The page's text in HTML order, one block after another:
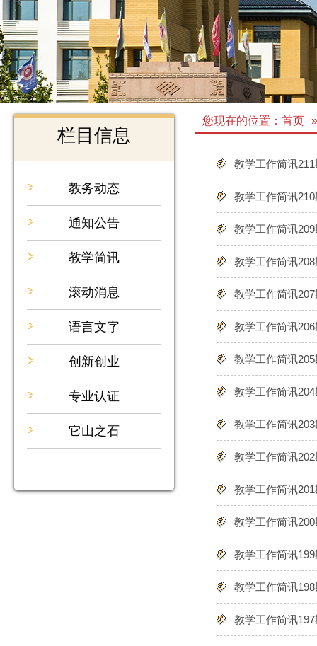
栏目信息
教务动态
通知公告
教学简讯
滚动消息
语言文字
创新创业
专业认证
它山之石
您现在的位置： 首页
教学工作简讯211
教学工作简讯210
教学工作简讯209
教学工作简讯208
教学工作简讯207
教学工作简讯206
教学工作简讯205
教学工作简讯204
教学工作简讯203
教学工作简讯202
教学工作简讯201
教学工作简讯200
教学工作简讯199
教学工作简讯198
教学工作简讯197